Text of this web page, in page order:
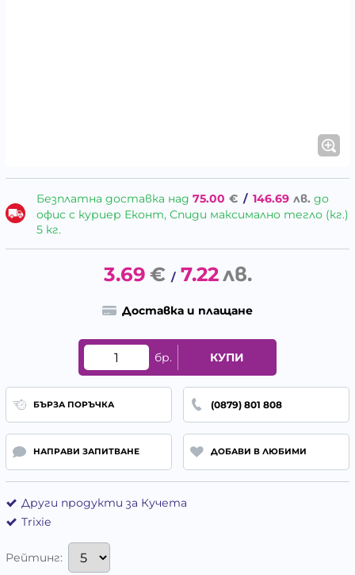
Безплатна доставка над 75.00 € / 146.69 лв. до
офис с куриер Еконт, Спиди максимално тегло (кг.)
5 кг.
3.69 € / 7.22лв.
Доставка и плащане
бр. КУПИ
БЪРЗА ПОРЪЧКА (0879) 801 808
НАПРАВИ ЗАПИТВАНЕ ДОБАВИ В ЛЮБИМИ
Други продукти за Кучета
Trixie
Рейтинг: